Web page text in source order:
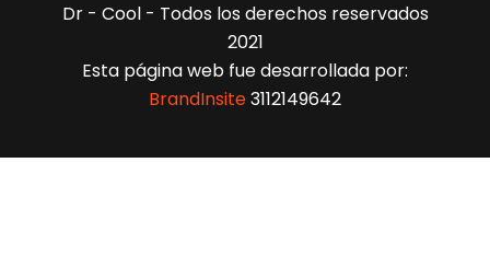
Dr - Cool - Todos los derechos reservados
2021
Esta página web fue desarrollada por:
BrandInsite3112149642